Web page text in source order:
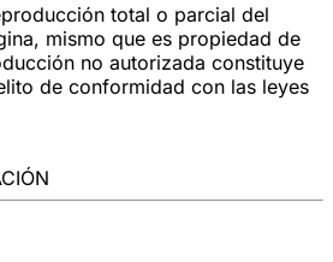
total o parcial del
mismo que es propiedad de
no autorizada constituye
de conformidad con las leyes